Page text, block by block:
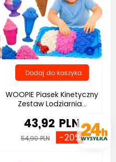
WOOPIE Piasek Kinetyczny
Zestaw Lodziarnia...
43,92 PLN
54,90 PLN -20%